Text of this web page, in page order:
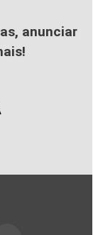
anunciar